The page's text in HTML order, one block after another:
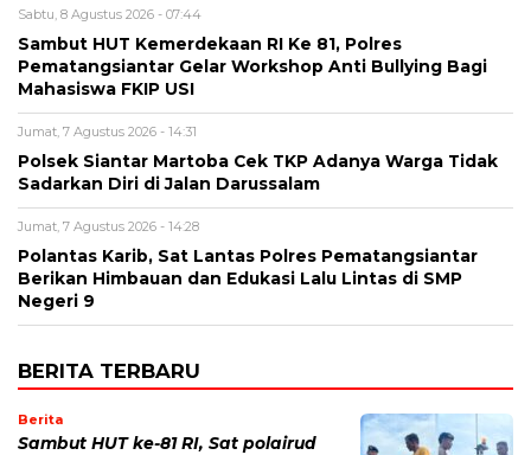
Sabtu, 8 Agustus 2026 - 07:44
Sambut HUT Kemerdekaan RI Ke 81, Polres
Pematangsiantar Gelar Workshop Anti Bullying Bagi
Mahasiswa FKIP USI
Jumat, 7 Agustus 2026 - 14:31
Polsek Siantar Martoba Cek TKP Adanya Warga Tidak
Sadarkan Diri di Jalan Darussalam
Jumat, 7 Agustus 2026 - 14:28
Polantas Karib, Sat Lantas Polres Pematangsiantar
Berikan Himbauan dan Edukasi Lalu Lintas di SMP
Negeri 9
BERITA TERBARU
Berita
Sambut HUT ke-81 RI, Sat polairud